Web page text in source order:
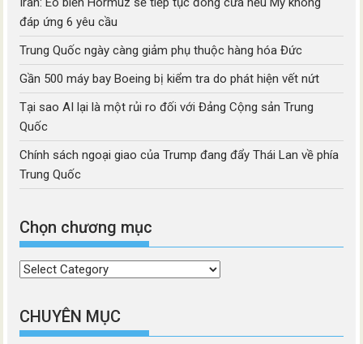
đáp ứng 6 yêu cầu
Trung Quốc ngày càng giảm phụ thuộc hàng hóa Đức
Gần 500 máy bay Boeing bị kiểm tra do phát hiện vết nứt
Tại sao AI lại là một rủi ro đối với Đảng Cộng sản Trung
Quốc
Chính sách ngoại giao của Trump đang đẩy Thái Lan về phía
Trung Quốc
Chọn chương mục
Chọn
mục
CHUYÊN MỤC